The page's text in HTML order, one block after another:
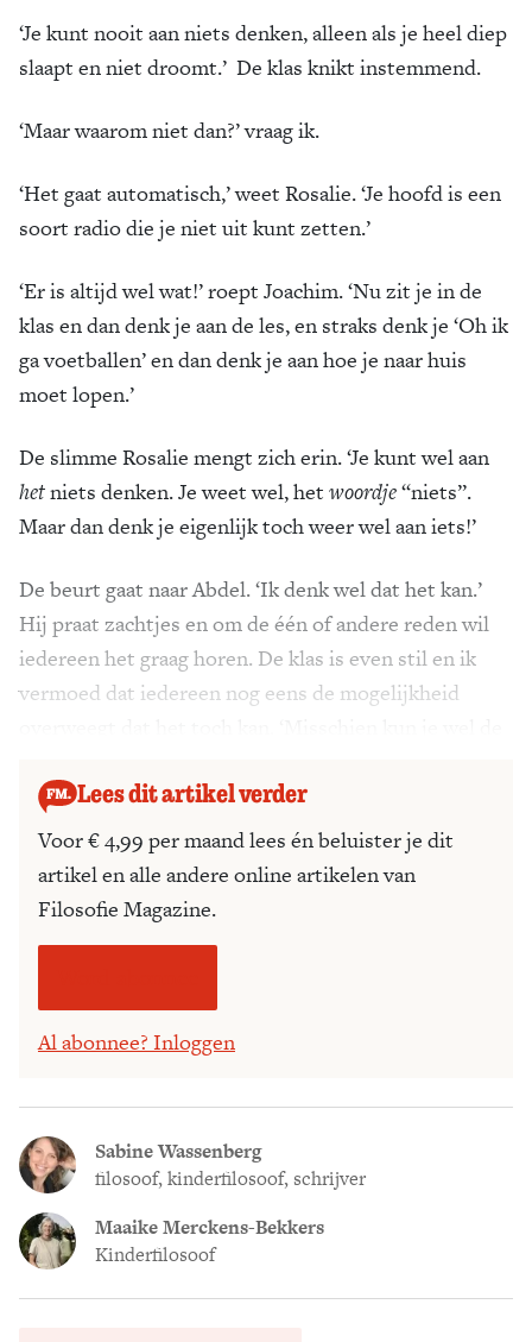
‘Je kunt nooit aan niets denken, alleen als je heel diep
slaapt en niet droomt.’ De klas knikt instemmend.
‘Maar waarom niet dan?’ vraag ik.
‘Het gaat automatisch,’ weet Rosalie. ‘Je hoofd is een
soort radio die je niet uit kunt zetten.’
‘Er is altijd wel wat!’ roept Joachim. ‘Nu zit je in de
klas en dan denk je aan de les, en straks denk je ‘Oh ik
ga voetballen’ en dan denk je aan hoe je naar huis
moet lopen.’
De slimme Rosalie mengt zich erin. ‘Je kunt wel aan
hetniets denken. Je weet wel, het woordje“niets”.
Maar dan denk je eigenlijk toch weer wel aan iets!’
De beurt gaat naar Abdel. ‘Ik denk wel dat het kan.’
Hij praat zachtjes en om de één of andere reden wil
iedereen het graag horen. De klas is even stil en ik
vermoed dat iedereen nog eens de mogelijkheid
Lees dit artikel verder
Voor € 4,99 per maand lees én beluister je dit
artikel en alle andere online artikelen van
Filosofie Magazine.
Al abonnee? Inloggen
Sabine Wassenberg
filosoof, kinderfilosoof, schrijver
Maaike Merckens-Bekkers
Kinderfilosoof